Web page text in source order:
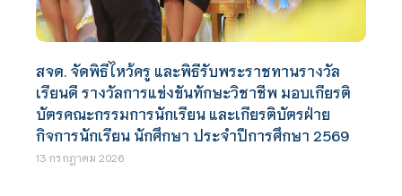
สจด. จัดพิธีไหว้ครู และพิธีรับพระราชทานรางวัล
เรียนดี รางวัลการแข่งขันทักษะวิชาชีพ มอบเกียรติ
บัตรคณะกรรมการนักเรียน และเกียรติบัตรฝ่าย
กิจการนักเรียน นักศึกษา ประจำปีการศึกษา 2569
13 กรกฎาคม 2026